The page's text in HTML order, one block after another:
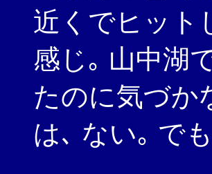
近くでヒット
感じ｡ 山中湖
たのに気づか
は､ ない｡ で